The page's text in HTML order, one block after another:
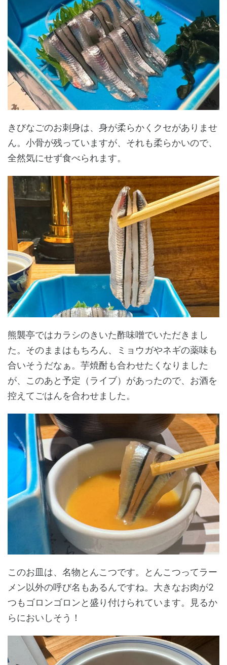
きびなごのお刺身は、身が柔らかくクセがありませ
ん。小骨が残っていますが、それも柔らかいので、
全然気にせず食べられます。
熊襲亭ではカラシのきいた酢味噌でいただきまし
た。そのままはもちろん、ミョウガやネギの薬味も
合いそうだなぁ。芋焼酎も合わせたくなりました
が、このあと予定（ライブ）があったので、お酒を
控えてごはんを合わせました。
このお皿は、名物とんこつです。とんこつってラー
メン以外の呼び名もあるんですね。大きなお肉が2
つもゴロンゴロンと盛り付けられています。見るか
らにおいしそう！